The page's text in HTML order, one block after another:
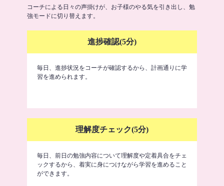
コーチによる日々の声掛けが、お子様のやる気を引き出し、勉
強モードに切り替えます。
進捗確認(5分)
毎日、進捗状況をコーチが確認するから、計画通りに学
習を進められます。
理解度チェック(5分)
毎日、前日の勉強内容について理解度や定着具合をチェ
ックするから、着実に身につけながら学習を進めること
ができます。